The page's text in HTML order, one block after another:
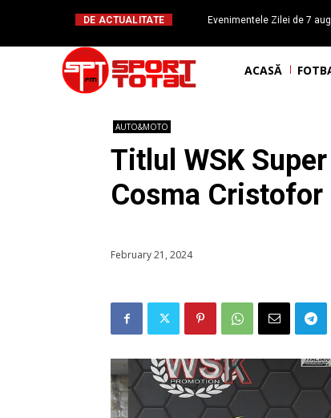
DE ACTUALITATE
Evenimentele Zilei de 7
ACASĂ
AUTO&MOTO
Titlul WSK
Cosma
February 21, 2024